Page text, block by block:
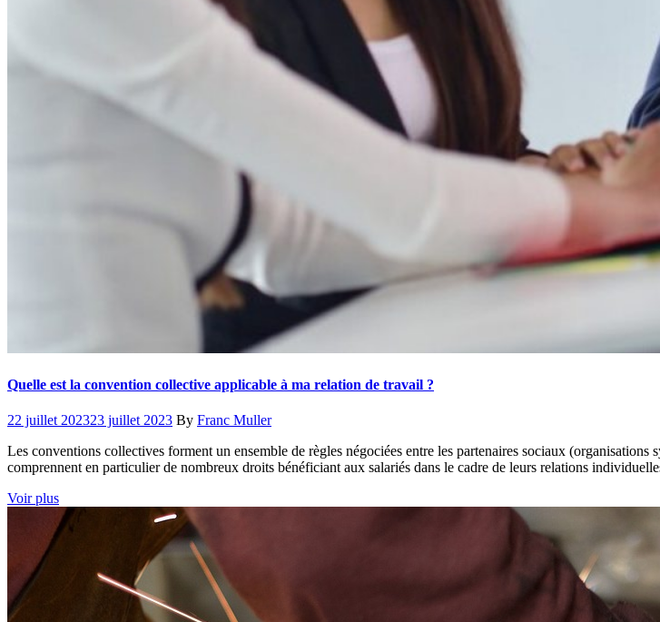
Quelle est la convention collective applicable à ma relation de travail ?
Posted
22 juillet 202323 juillet 2023 Author
By Franc Muller
Les conventions collectives forment un ensemble de règles négociées entre les partenaires sociaux
comprennent en particulier de nombreux droits bénéficiant aux salariés dans le cadre de leurs relations
Voir plus